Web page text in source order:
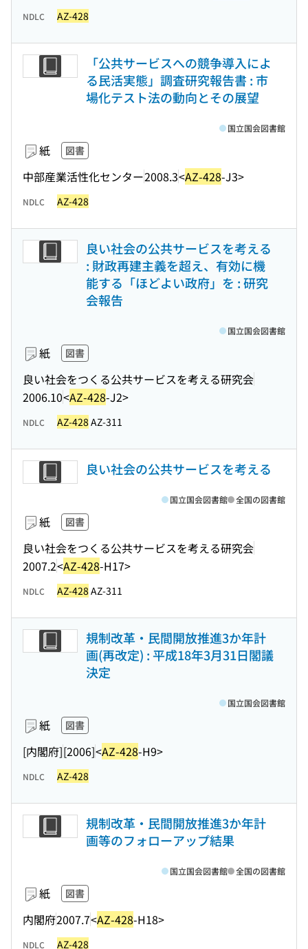
NDLC AZ-428
「公共サービスへの競争導入によ
る民活実態」調査研究報告書 : 市
場化テスト法の動向とその展望
紙 図書
中部産業活性化センター2008.3<AZ-428-J3>
国立国会図書館
NDLC AZ-428
良い社会の公共サービスを考える
: 財政再建主義を超え、有効に機
能する「ほどよい政府」を : 研究
会報告
紙 図書
良い社会をつくる公共サービスを考える研究会
2006.10<AZ-428-J2>
国立国会図書館
NDLC AZ-428 AZ-311
良い社会の公共サービスを考える
紙 図書
良い社会をつくる公共サービスを考える研究会
2007.2<AZ-428-H17>
国立国会図書館 全国の図書館
NDLC AZ-428 AZ-311
規制改革・民間開放推進3か年計
画(再改定) : 平成18年3月31日閣議
決定
紙 図書
[内閣府][2006]<AZ-428-H9>
国立国会図書館
NDLC AZ-428
規制改革・民間開放推進3か年計
画等のフォローアップ結果
紙 図書
内閣府2007.7<AZ-428-H18>
国立国会図書館 全国の図書館
NDLC AZ-428